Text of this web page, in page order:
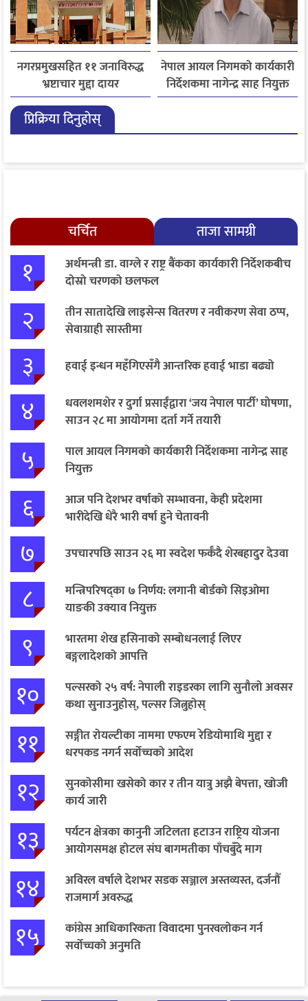
नगरप्रमुखसहित ११ जनाविरुद्ध
भ्रष्टाचार मुद्दा दायर
नेपाल आयल निगमको कार्यकारी
निर्देशकमा नागेन्द्र साह नियुक्त
प्रिक्रिया दिनुहोस्
चर्चित ताजा सामग्री
१
अर्थमन्त्री डा. वाग्ले र राष्ट्र बैंकका कार्यकारी निर्देशकबीच
दोस्रो चरणको छलफल
२
तीन सातादेखि लाइसेन्स वितरण र नवीकरण सेवा ठप्प,
सेवाग्राही सास्तीमा
३ हवाई इन्धन महँगिएसँगै आन्तरिक हवाई भाडा बढ्यो
४
धवलशमशेर र दुर्गा प्रसाईंद्वारा ‘जय नेपाल पार्टी’ घोषणा,
साउन २८ मा आयोगमा दर्ता गर्ने तयारी
५
पाल आयल निगमको कार्यकारी निर्देशकमा नागेन्द्र साह
नियुक्त
६
आज पनि देशभर वर्षाको सम्भावना, केही प्रदेशमा
भारीदेखि धेरै भारी वर्षा हुने चेतावनी
७ उपचारपछि साउन २६ मा स्वदेश फर्कँदै शेरबहादुर देउवा
८
मन्त्रिपरिषद्का ७ निर्णय: लगानी बोर्डको सिइओमा
याङकी उक्याव नियुक्त
९
भारतमा शेख हसिनाको सम्बोधनलाई लिएर
बङ्गलादेशको आपत्ति
१०
पल्सरको २५ वर्ष: नेपाली राइडरका लागि सुनौलो अवसर
कथा सुनाउनुहोस्, पल्सर जित्नुहोस्
११
सङ्गीत रोयल्टीका नाममा एफएम रेडियोमाथि मुद्दा र
धरपकड नगर्न सर्वोच्चको आदेश
१२
सुनकोसीमा खसेको कार र तीन यात्रु अझै बेपत्ता, खोजी
कार्य जारी
१३
पर्यटन क्षेत्रका कानुनी जटिलता हटाउन राष्ट्रिय योजना
आयोगसमक्ष होटल संघ बागमतीका पाँचबुँदे माग
१४
अविरल वर्षाले देशभर सडक सञ्जाल अस्तव्यस्त, दर्जनौँ
राजमार्ग अवरुद्ध
१५
कांग्रेस आधिकारिकता विवादमा पुनरवलोकन गर्न
सर्वोच्चको अनुमति